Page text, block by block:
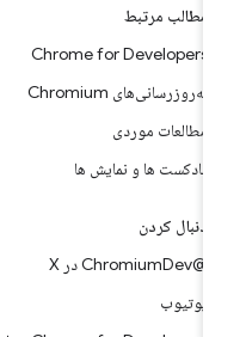
مطالب مرتبط
Chrome for Developers
به‌روزرسانی‌های Chromium
مطالعات موردی
پادکست ها و نمایش ها
دنبال کردن
یوتیوب